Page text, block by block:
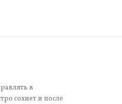
в
сохнет и после